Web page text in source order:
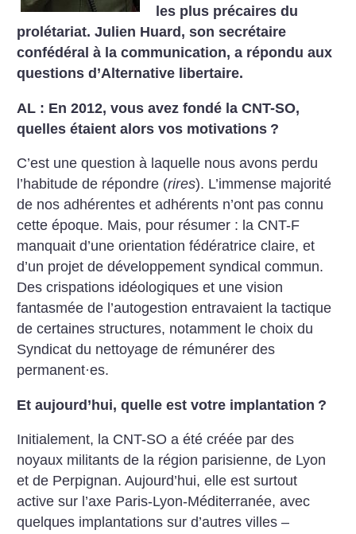
les plus précaires du
prolétariat. Julien Huard, son secrétaire
confédéral à la communication, a répondu aux
questions d’Alternative libertaire.
AL : En 2012, vous avez fondé la CNT-SO,
quelles étaient alors vos motivations ?
C’est une question à laquelle nous avons perdu
l’habitude de répondre (rires). L’immense majorité
de nos adhérentes et adhérents n’ont pas connu
cette époque. Mais, pour résumer : la CNT-F
manquait d’une orien­tation fédératrice claire, et
d’un projet de développement syn­dical commun.
Des crispations idéologiques et une vision
fantasmée de l’autogestion entravaient la tactique
de certaines structures, notamment le choix du
Syndicat du nettoyage de rémunérer des
permanent·es.
Et aujourd’hui, quelle est votre implantation ?
Initialement, la CNT-SO a été créée par des
noyaux militants de la région parisienne, de Lyon
et de Perpignan. Aujourd’hui, elle est surtout
active sur l’axe Paris-Lyon-Méditerranée, avec
quelques implantations sur d’autres villes –